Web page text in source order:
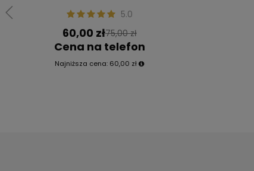
5.0
60,00 zł75,00 zł
Cena na telefon
Najniższa cena: 60,00 zł